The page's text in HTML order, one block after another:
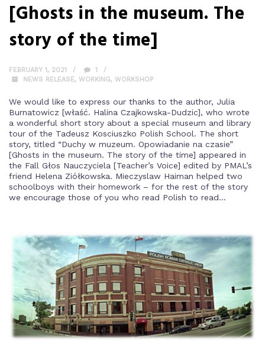
[Ghosts in the museum. The
story of the time]
FEBRUARY 1, 2021
1
NEWS RELEASE, WORKING, WORKSHOP
We would like to express our thanks to the author, Julia
Burnatowicz [właść. Halina Czajkowska-Dudzic], who wrote
a wonderful short story about a special museum and library
tour of the Tadeusz Kosciuszko Polish School. The short
story, titled “Duchy w muzeum. Opowiadanie na czasie”
[Ghosts in the museum. The story of the time] appeared in
the Fall Głos Nauczyciela [Teacher’s Voice] edited by PMAL’s
friend Helena Ziółkowska. Mieczyslaw Haiman helped two
schoolboys with their homework – for the rest of the story
we encourage those of you who read Polish to read...